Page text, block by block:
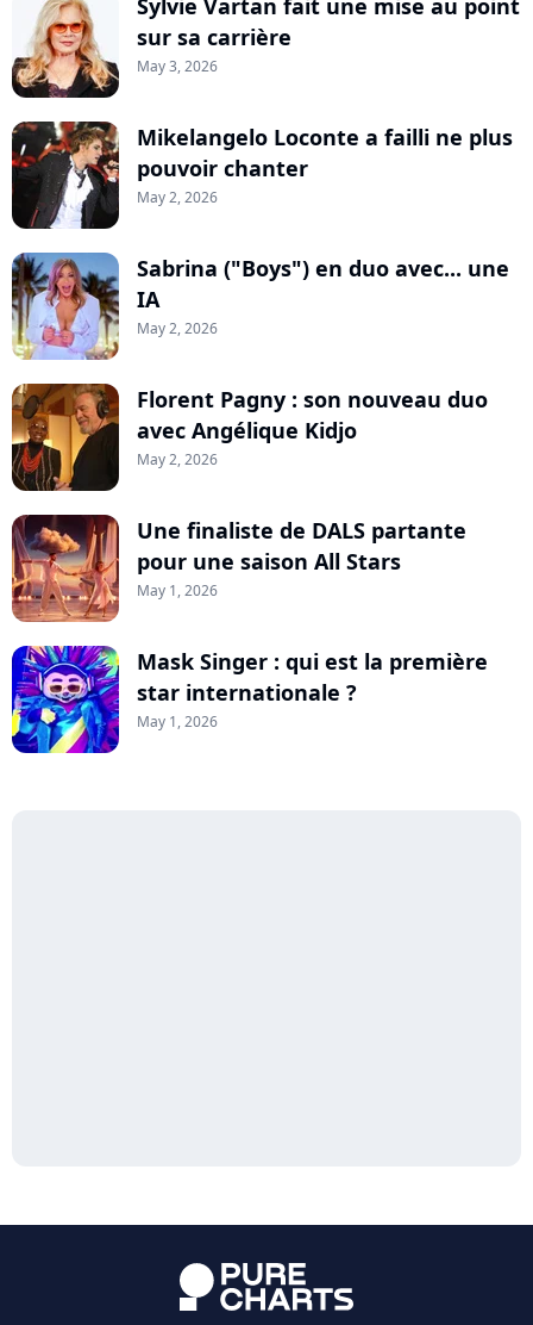
Sylvie Vartan fait une mise au point
sur sa carrière
May 3, 2026
Mikelangelo Loconte a failli ne plus
pouvoir chanter
May 2, 2026
Sabrina ("Boys") en duo avec... une
IA
May 2, 2026
Florent Pagny : son nouveau duo
avec Angélique Kidjo
May 2, 2026
Une finaliste de DALS partante
pour une saison All Stars
May 1, 2026
Mask Singer : qui est la première
star internationale ?
May 1, 2026